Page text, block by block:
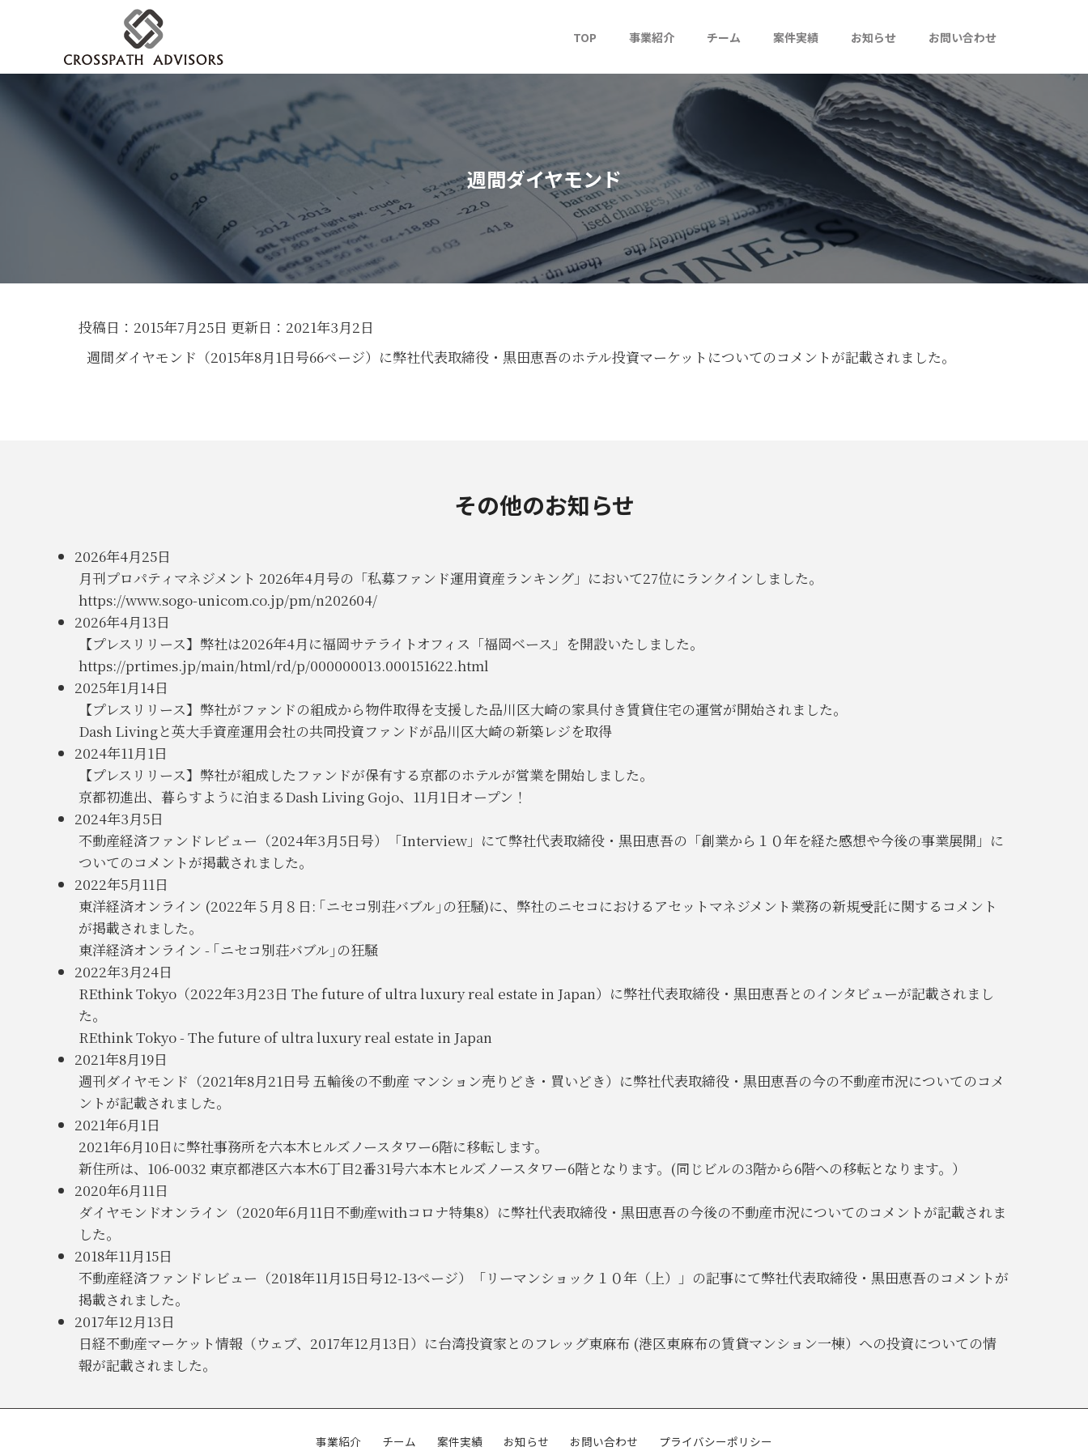
TOP 事業紹介 チーム 案件実績 お知らせ お問い合わせ
週間ダイヤモンド
投稿日：2015年7月25日 更新日： 2021年3月2日
週間ダイヤモンド（2015年8月1日号66ページ）に弊社代表取締役・黒田恵吾のホテル投資マーケットについてのコメントが記載されました。
その他のお知らせ
2026年4月25日
月刊プロパティマネジメント 2026年4月号の「私募ファンド運用資産ランキング」において27位にランクインしました。
https://www.sogo-unicom.co.jp/pm/n202604/
2026年4月13日
【プレスリリース】弊社は2026年4月に福岡サテライトオフィス「福岡ベース」を開設いたしました。
https://prtimes.jp/main/html/rd/p/000000013.000151622.html
2025年1月14日
【プレスリリース】弊社がファンドの組成から物件取得を支援した品川区大崎の家具付き賃貸住宅の運営が開始されました。
Dash Livingと英大手資産運用会社の共同投資ファンドが品川区大崎の新築レジを取得
2024年11月1日
【プレスリリース】弊社が組成したファンドが保有する京都のホテルが営業を開始しました。
京都初進出、暮らすように泊まるDash Living Gojo、11月1日オープン！
2024年3月5日
不動産経済ファンドレビュー（2024年3月5日号）「Interview」にて弊社代表取締役・黒田恵吾の「創業から１０年を経た感想や今後の事業展開」に
ついてのコメントが掲載されました。
2022年5月11日
東洋経済オンライン (2022年５月８日: ｢ニセコ別荘バブル｣の狂騒)に、弊社のニセコにおけるアセットマネジメント業務の新規受託に関するコメント
が掲載されました。
東洋経済オンライン - ｢ニセコ別荘バブル｣の狂騒
2022年3月24日
REthink Tokyo（2022年3月23日 The future of ultra luxury real estate in Japan）に弊社代表取締役・黒田恵吾とのインタビューが記載されまし
た。
REthink Tokyo - The future of ultra luxury real estate in Japan
2021年8月19日
週刊ダイヤモンド（2021年8月21日号 五輪後の不動産 マンション売りどき・買いどき）に弊社代表取締役・黒田恵吾の今の不動産市況についてのコメ
ントが記載されました。
2021年6月1日
2021年6月10日に弊社事務所を六本木ヒルズノースタワー6階に移転します。
新住所は、106-0032 東京都港区六本木6丁目2番31号六本木ヒルズノースタワー6階となります。(同じビルの3階から6階への移転となります。）
2020年6月11日
ダイヤモンドオンライン（2020年6月11日不動産withコロナ特集8）に弊社代表取締役・黒田恵吾の今後の不動産市況についてのコメントが記載されま
した。
2018年11月15日
不動産経済ファンドレビュー（2018年11月15日号12-13ページ）「リーマンショック１０年（上）」の記事にて弊社代表取締役・黒田恵吾のコメントが
掲載されました。
2017年12月13日
日経不動産マーケット情報（ウェブ、2017年12月13日）に台湾投資家とのフレッグ東麻布 (港区東麻布の賃貸マンション一棟）への投資についての情
報が記載されました。
事業紹介 チーム 案件実績 お知らせ お問い合わせ プライバシーポリシー